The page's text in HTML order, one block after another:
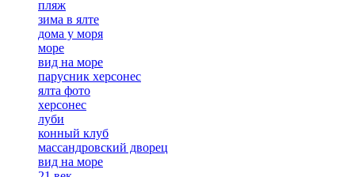
пляж
зима в ялте
дома у моря
море
вид на море
парусник херсонес
ялта фото
херсонес
луби
конный клуб
массандровский дворец
вид на море